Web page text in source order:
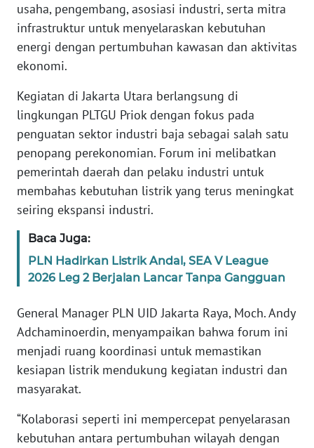
usaha, pengembang, asosiasi industri, serta mitra
infrastruktur untuk menyelaraskan kebutuhan
energi dengan pertumbuhan kawasan dan aktivitas
ekonomi.
Kegiatan di Jakarta Utara berlangsung di
lingkungan PLTGU Priok dengan fokus pada
penguatan sektor industri baja sebagai salah satu
penopang perekonomian. Forum ini melibatkan
pemerintah daerah dan pelaku industri untuk
membahas kebutuhan listrik yang terus meningkat
seiring ekspansi industri.
Baca Juga:
PLN Hadirkan Listrik Andal, SEA V League
2026 Leg 2 Berjalan Lancar Tanpa Gangguan
General Manager PLN UID Jakarta Raya, Moch. Andy
Adchaminoerdin, menyampaikan bahwa forum ini
menjadi ruang koordinasi untuk memastikan
kesiapan listrik mendukung kegiatan industri dan
masyarakat.
“Kolaborasi seperti ini mempercepat penyelarasan
kebutuhan antara pertumbuhan wilayah dengan
INFO
IKLAN
TENTANG
KAMI
PEDOMAN
MEDIA
SIBER
REDAKSI
KARIR
DISCLAIMER
Wahana
News
Regional
WN
SUMUT
WN